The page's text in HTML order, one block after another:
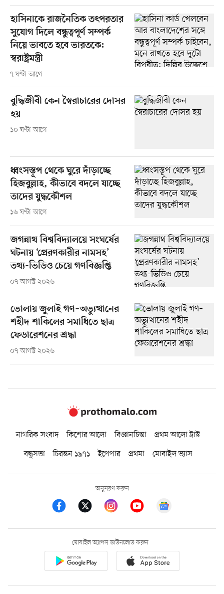
হাসিনাকে রাজনৈতিক তৎপরতার
সুযোগ দিলে বন্ধুত্বপূর্ণ সম্পর্ক
নিয়ে ভাবতে হবে ভারতকে:
স্বরাষ্ট্রমন্ত্রী
৭ ঘণ্টা আগে
বুদ্ধিজীবী কেন স্বৈরাচারের দোসর
হয়
১০ ঘণ্টা আগে
ধ্বংসস্তূপ থেকে ঘুরে দাঁড়াচ্ছে
হিজবুল্লাহ, কীভাবে বদলে যাচ্ছে
তাদের যুদ্ধকৌশল
১৬ ঘণ্টা আগে
জগন্নাথ বিশ্ববিদ্যালয়ে সংঘর্ষের
ঘটনায় ‘প্রেরণকারীর নামসহ’
তথ্য-ভিডিও চেয়ে গণবিজ্ঞপ্তি
০৭ আগস্ট ২০২৬
ভোলায় জুলাই গণ–অভ্যুত্থানের
শহীদ শাকিলের সমাধিতে ছাত্র
ফেডারেশনের শ্রদ্ধা
০৭ আগস্ট ২০২৬
নাগরিক সংবাদ কিশোর আলো বিজ্ঞানচিন্তা
প্রথম আলো ট্রাস্ট
বন্ধুসভা
চিরন্তন ১৯৭১ ইপেপার প্রথমা মোবাইল ভ্যাস
অনুসরণ করুন
মোবাইল অ্যাপস ডাউনলোড করুন